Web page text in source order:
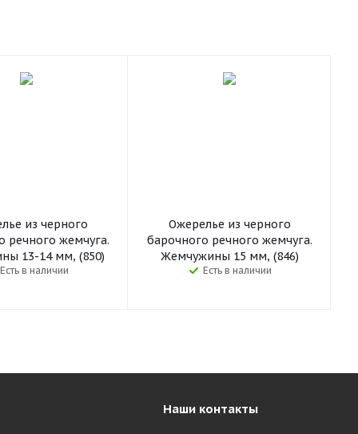
из черного
речного жемчуга.
13-14 мм, (850)
Есть в наличии
Ожерелье из черного
барочного речного жемчуга.
Жемчужины 15 мм, (846)
Есть в наличии
Наши контакты